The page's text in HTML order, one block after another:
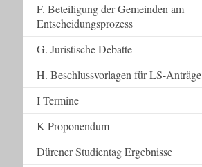
F. Beteiligung der Gemeinden am
Entscheidungsprozess
G. Juristische Debatte
H. Beschlussvorlagen für LS-Anträge
I Termine
K Proponendum
Dürener Studientag Ergebnisse